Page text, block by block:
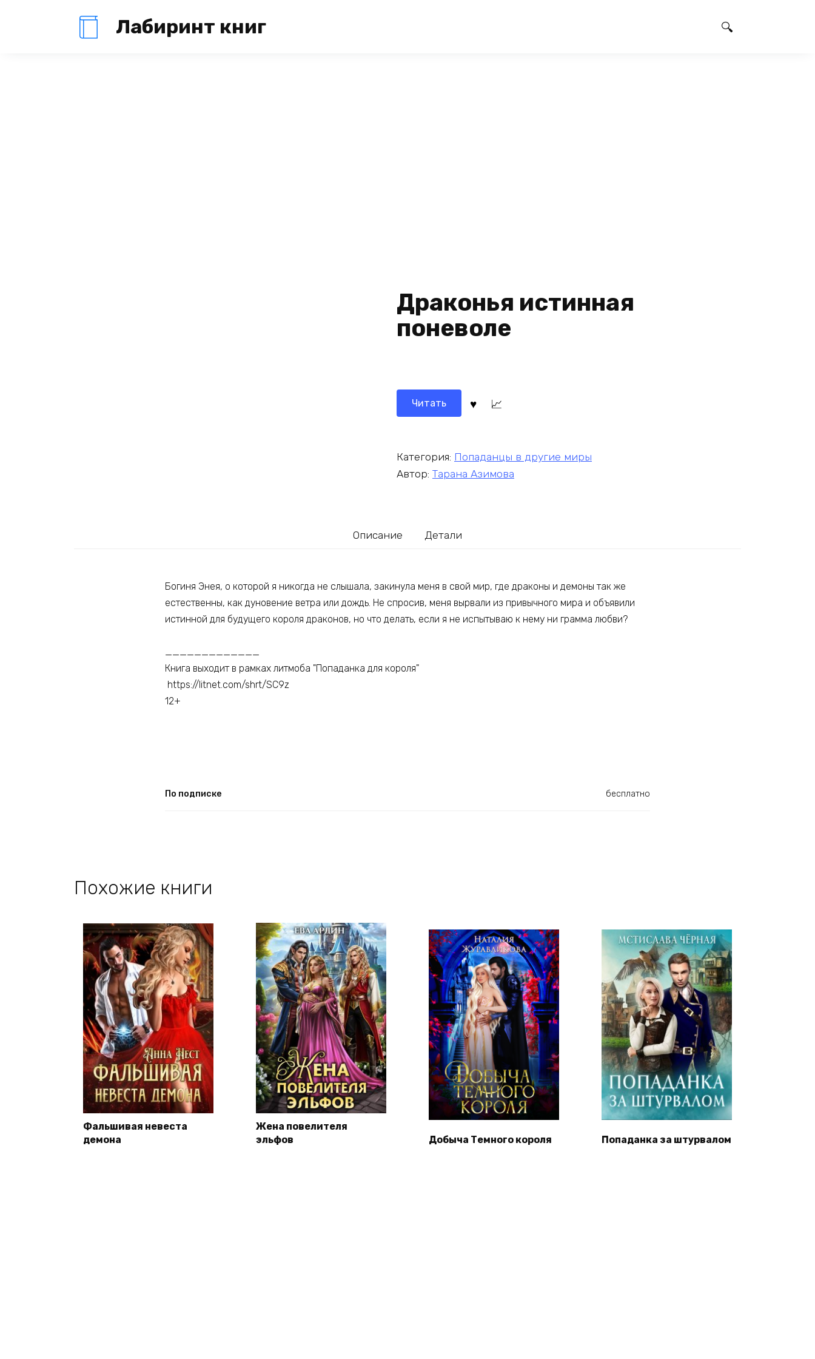
Лабиринт книг
Драконья истинная
поневоле
Читать
Категория: Попаданцы в другие миры
Автор: Тарана Азимова
Описание Детали
Богиня Энея, о которой я никогда не слышала, закинула меня в свой мир, где драконы и демоны так же
естественны, как дуновение ветра или дождь. Не спросив, меня вырвали из привычного мира и объявили
истинной для будущего короля драконов, но что делать, если я не испытываю к нему ни грамма любви?
_____________
Книга выходит в рамках литмоба "Попаданка для короля"
https://litnet.com/shrt/SC9z
12+
По подписке бесплатно
Похожие книги
Фальшивая невеста
демона
Жена повелителя
эльфов
Добыча Темного короля Попаданка за штурвалом